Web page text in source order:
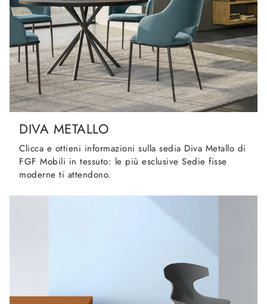
DIVA METALLO
Clicca e ottieni informazioni sulla sedia Diva Metallo di
FGF Mobili in tessuto: le più esclusive Sedie fisse
moderne ti attendono.